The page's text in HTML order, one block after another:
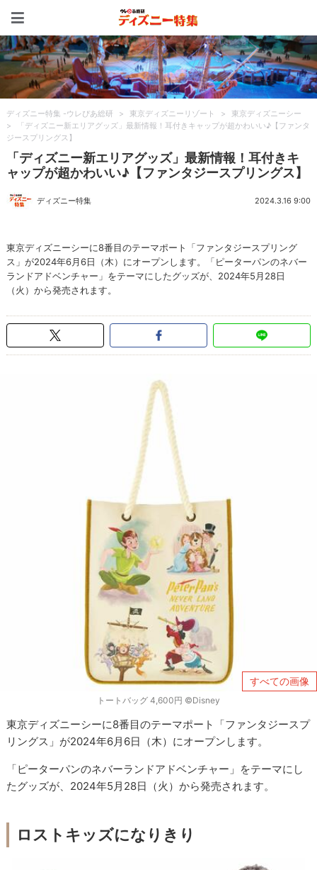
ディズニー特集 -ウレぴあ総研 > 東京ディズニーリゾート >
東京ディズニーシー
>
「ディズニー新エリアグッズ」最新情報！耳付きキャップが超かわいい♪【ファンタ
ジースプリングス】
「ディズニー新エリアグッズ」最新情報！耳付きキ
ャップが超かわいい♪【ファンタジースプリングス】
ディズニー特集 2024.3.16 9:00
東京ディズニーシーに8番目のテーマポート「ファンタジースプリング
ス」が2024年6月6日（木）にオープンします。「ピーターパンのネバー
ランドアドベンチャー」をテーマにしたグッズが、2024年5月28日
（火）から発売されます。
すべての画像
トートバッグ 4,600円 ©Disney
東京ディズニーシーに8番目のテーマポート「ファンタジースプ
リングス」が2024年6月6日（木）にオープンします。
「ピーターパンのネバーランドアドベンチャー」をテーマにし
たグッズが、2024年5月28日（火）から発売されます。
ロストキッズになりきり